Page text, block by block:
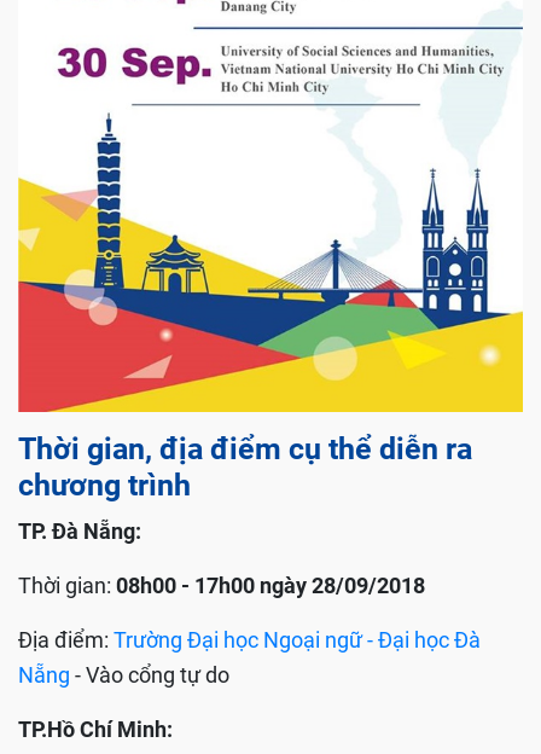
Thời gian, địa điểm cụ thể diễn ra
chương trình
TP. Đà Nẵng:
Thời gian: 08h00 - 17h00 ngày 28/09/2018
Địa điểm: Trường Đại học Ngoại ngữ - Đại học Đà
Nẵng - Vào cổng tự do
TP.Hồ Chí Minh: